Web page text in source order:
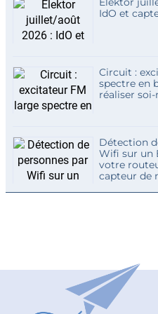
IdO et
Circuit :
spectre en
réaliser
Détection
Wifi sur un
votre
capteur de